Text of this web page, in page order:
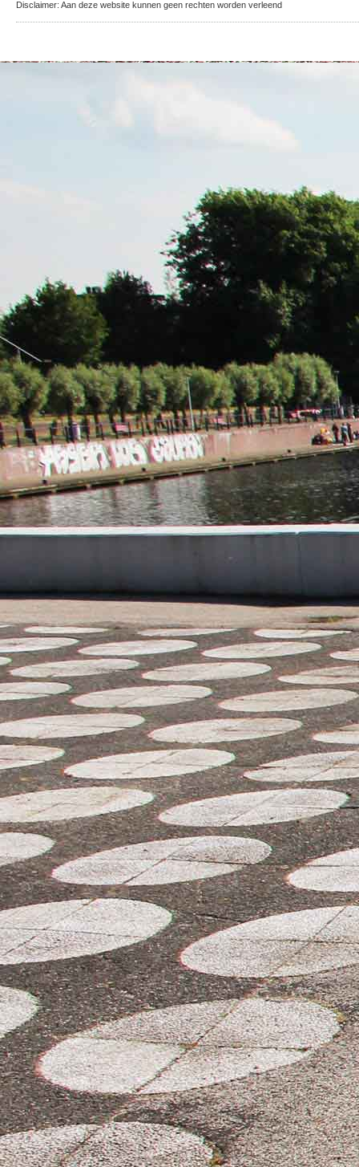
Disclaimer: Aan deze website kunnen geen rechten worden verleend